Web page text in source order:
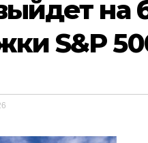
на
S&P